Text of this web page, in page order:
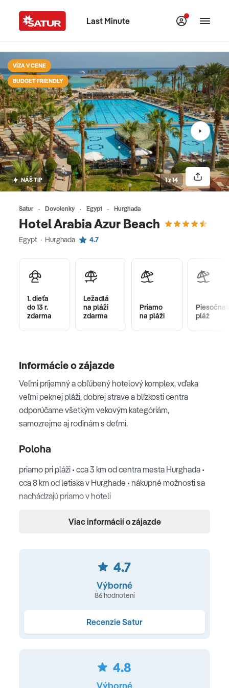
Last Minute
Satur Dovolenky Egypt Hurghada
Hotel Arabia Azur Beach
Egypt · Hurghada 4.7
VÍZA V CENE
BUDGET FRIENDLY
NÁŠ TIP 1 z 14
1. dieťa
do 13 r.
zdarma
Ležadlá
na pláži
zdarma
Priamo
na pláži
pláž
Informácie o zájazde
Veľmi príjemný a obľúbený hotelový komplex, vďaka
veľmi peknej pláži, dobrej strave a blízkosti centra
odporúčame všetkým vekovým kategóriám,
samozrejme aj rodinám s deťmi.
Poloha
priamo pri pláži • cca 3 km od centra mesta Hurghada •
cca 8 km od letiska v Hurghade • nákupné možnosti sa
nachádzajú priamo v hoteli
poplatok) • reštaurácia a bar na pláži • plážový
volejbalový kurt • plážový futbalový kurt
526 izieb • kúpeľňa s WC • sušič vlasov • telefón • SAT
trezor (zdarma) • balkón alebo terasa • set na prípravu
Viac informácií o zájazde
4.7
Výborné
86 hodnotení
Recenzie Satur
4.8
Výborné